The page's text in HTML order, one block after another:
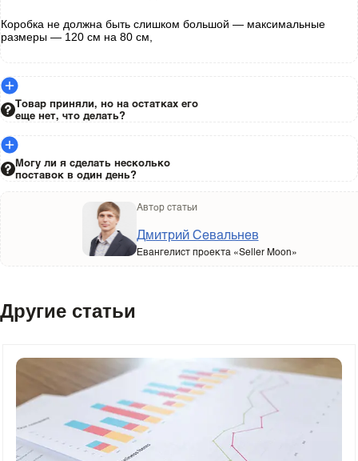
Коробка не должна быть слишком большой — максимальные
размеры — 120 см на 80 см,
Товар приняли, но на остатках его
еще нет, что делать?
Могу ли я сделать несколько
поставок в один день?
Автор статьи
Дмитрий Севальнев
Евангелист проекта «Seller Moon»
Другие статьи